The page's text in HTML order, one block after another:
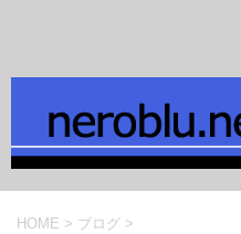
HOME > ブログ >